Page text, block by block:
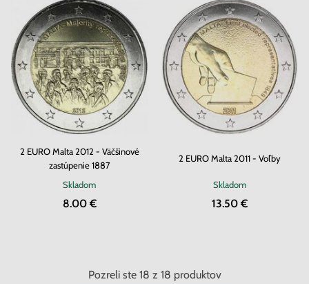
2 EURO Malta 2012 - Väčšinové
zastúpenie 1887
Skladom
8.00 €
2 EURO Malta 2011 - Voľby
Skladom
13.50 €
Pozreli ste 18 z 18 produktov